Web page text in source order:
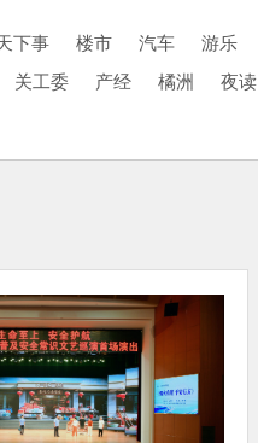
下事 楼市 汽车 游乐
关工委 产经 橘洲 夜读